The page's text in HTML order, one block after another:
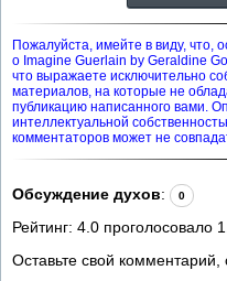
Пожалуйста, имейте в виду, что,
о Imagine Guerlain by Geraldine
что выражаете исключительно
материалов, на которые не
публикацию написанного вами.
интеллектуальной
комментаторов может не
Обсуждение духов: 0
Рейтинг: 4.0 проголосовало 1
Оставьте свой комментарий,